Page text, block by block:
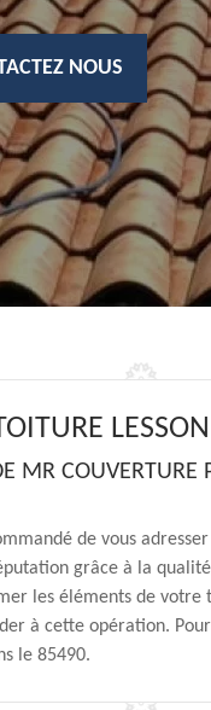
NOUS
MR
de vous
grâce à la
les éléments de
à cette opération.
le 85490.